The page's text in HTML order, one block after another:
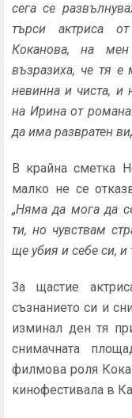
сега се
търси актриса
Коканова, на
възразиха, че тя е
невинна и чиста, и
на Ирина от
да има развратен
В крайна сметка
малко не се
„Няма да мога да
ти, но чувствам
ще убия и себе си, и
За щастие
съзнанието си и
изминал ден тя
снимачната
филмова роля
кинофестивала в